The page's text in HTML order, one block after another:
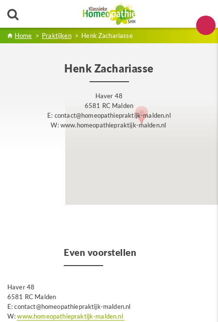
Home > Praktijken > Henk Zachariasse
Henk Zachariasse
Haver 48
6581 RC Malden
E: contact@homeopathiepraktijk-malden.nl
W: www.homeopathiepraktijk-malden.nl
Even voorstellen
Haver 48
6581 RC Malden
E: contact@homeopathiepraktijk-malden.nl
W:www.homeopathiepraktijk-malden.nl